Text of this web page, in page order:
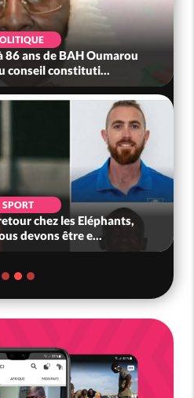
86 ans de BAH Oumarou
conseil constituti...
SPORT
chez les Eléphants,
devons être e...